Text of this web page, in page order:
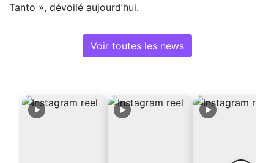
Tanto », dévoilé aujourd’hui.
Voir toutes les news